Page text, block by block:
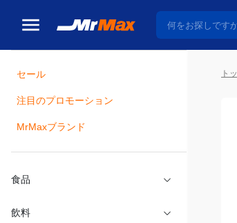
セール
注目のプロモーション
MrMaxブランド
食品
飲料
ト